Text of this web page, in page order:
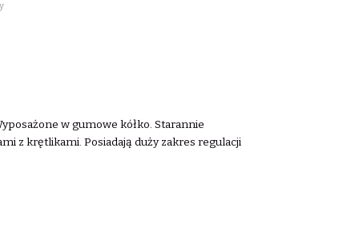
w gumowe kółko. Starannie
z krętlikami. Posiadają duży zakres regulacji